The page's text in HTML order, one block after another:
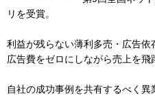
リを受賞。
利益が残らない薄利多売・広告依
広告費をゼロにしながら売上を飛
自社の成功事例を共有するべく